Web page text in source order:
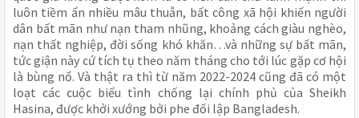
luôn tiềm ẩn nhiều mâu thuẫn, bất công xã hội khiến người
dân bất mãn như nạn tham nhũng, khoảng cách giàu nghèo,
nạn thất nghiệp, đời sống khó khăn…và những sự bất mãn,
tức giận này cứ tích tụ theo năm tháng cho tới lúc gặp cơ hội
là bùng nổ. Và thật ra thì từ năm 2022-2024 cũng đã có một
loạt các cuộc biểu tình chống lại chính phủ của Sheikh
Hasina, được khởi xướng bởi phe đối lập Bangladesh.